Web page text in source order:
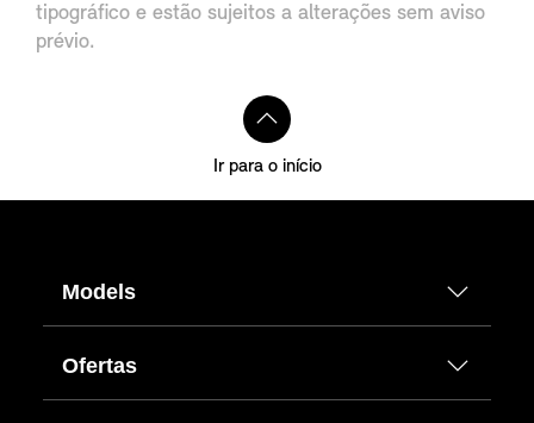
tipográfico e estão sujeitos a alterações sem aviso
prévio.
Ir para o início
Models
Ofertas